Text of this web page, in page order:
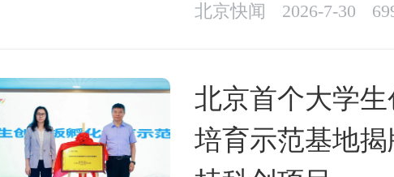
北京快闻 2026-7-30
北京首个大学
培育示范基地